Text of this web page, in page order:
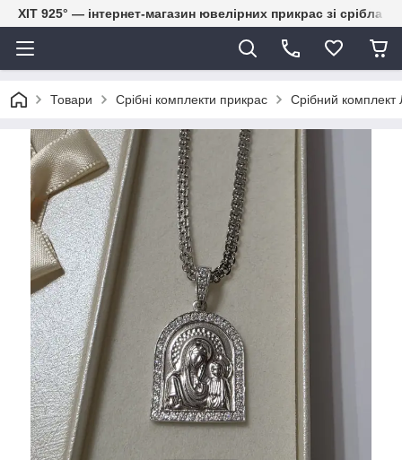
ХІТ 925° — інтернет-магазин ювелірних прикрас зі срібла
Товари Срібні комплекти прикрас Срібний